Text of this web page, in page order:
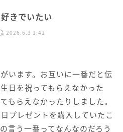
きでいたい
2026.6.3 1:41
います。お互いに一番だと伝
日を祝ってもらえなかった
もらえなかったりしました。
プレゼントを購入していたこ
言う一番ってなんなのだろう